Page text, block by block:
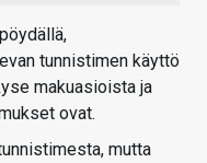
tunnistimen käyttö
makuasioista ja
ovat.
mutta